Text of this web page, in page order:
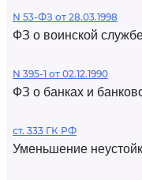
N 53-ФЗ от 28.03.1998
ФЗ о воинской
N 395-1 от 02.12.1990
ФЗ о банках и
ст. 333 ГК РФ
Уменьшение